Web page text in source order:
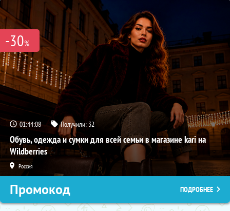
-30%
01:44:07 Получили: 32
Обувь, одежда и сумки для всей семьи в магазине kari на
Wildberries
Россия
Промокод ПОДРОБНЕЕ